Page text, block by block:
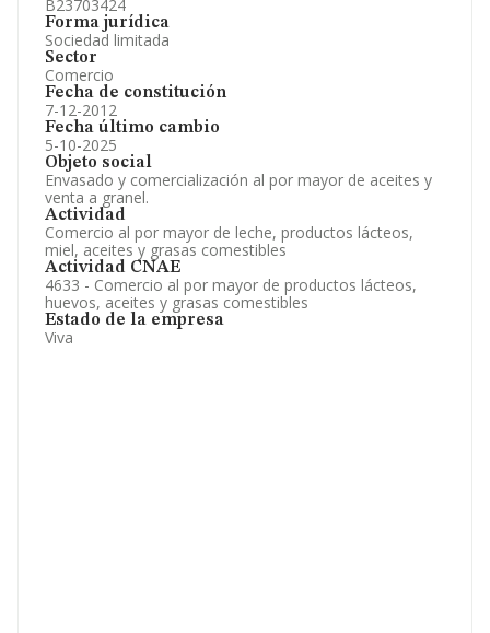
B23703424
Forma jurídica
Sociedad limitada
Sector
Comercio
Fecha de constitución
7-12-2012
Fecha último cambio
5-10-2025
Objeto social
Envasado y comercialización al por mayor de aceites y
venta a granel.
Actividad
Comercio al por mayor de leche, productos lácteos,
miel, aceites y grasas comestibles
Actividad CNAE
4633 - Comercio al por mayor de productos lácteos,
huevos, aceites y grasas comestibles
Estado de la empresa
Viva